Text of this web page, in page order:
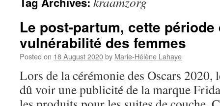
Le post-partum, cette période
vulnérabilité des femmes
Posted on 18 August 2020by Marie-Hélène Lahaye
Lors de la cérémonie des Oscars
dû voir une publicité de la marque